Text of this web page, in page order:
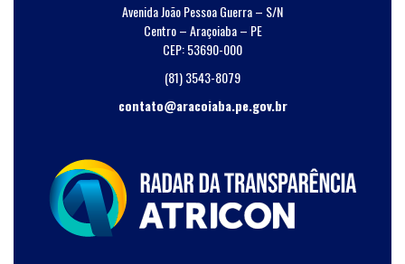
Avenida João Pessoa Guerra – S/N
Centro – Araçoiaba – PE
CEP: 53690-000
(81) 3543-8079
contato@aracoiaba.pe.gov.br